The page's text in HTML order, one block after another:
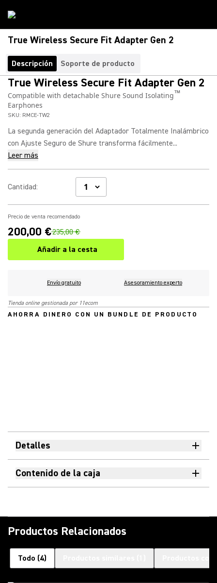
True Wireless Secure Fit Adapter Gen 2
Descripción Soporte de producto
True Wireless Secure Fit Adapter Gen 2
Compatible with detachable Shure Sound Isolating™
Earphones
SKU: RMCE-TW2
La segunda generación del Adaptador Totalmente Inalámbrico
con Ajuste Seguro de Shure transforma fácilmente...
Leer más
Cantidad:
Precio de venta recomendado
200,00 €235,00 €
Añadir a la cesta
Envío gratuito Asesoramiento experto
Tienda online gestionada por 11ecom
AHORRA DINERO CON UN BUNDLE DE PRODUCTO
Detalles
Contenido de la caja
Productos Relacionados
Todo (4)